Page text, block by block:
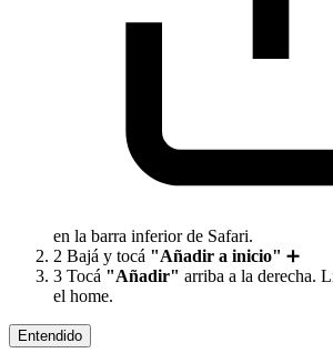
en la barra inferior de Safari.
2 Bajá y tocá "Añadir a inicio" ➕
3 Tocá "Añadir" arriba a la derecha.
el home.
Entendido